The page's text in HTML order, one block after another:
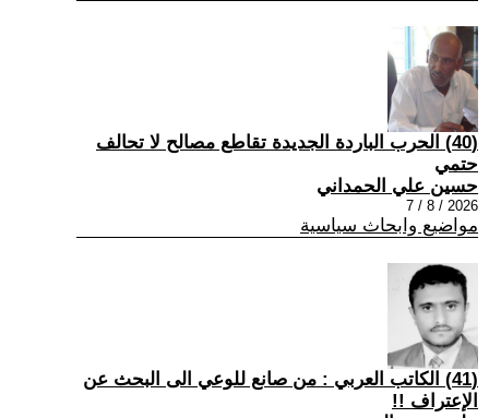
(40) الحرب الباردة الجديدة تقاطع مصالح لا تحالف
حتمي
حسين علي الحمداني
2026 / 8 / 7
مواضيع وابحاث سياسية
(41) الكاتب العربي : من صانع للوعي الى البحث عن
الإعتراف !!